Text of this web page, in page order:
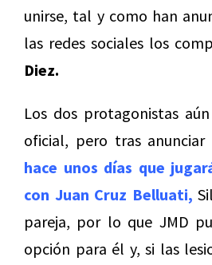
unirse, tal y como han
las redes sociales los
Diez.
Los dos protagonistas
oficial, pero tras anunciar
hace unos días que
con Juan Cruz Belluati,
pareja, por lo que JMD
opción para él y, si las